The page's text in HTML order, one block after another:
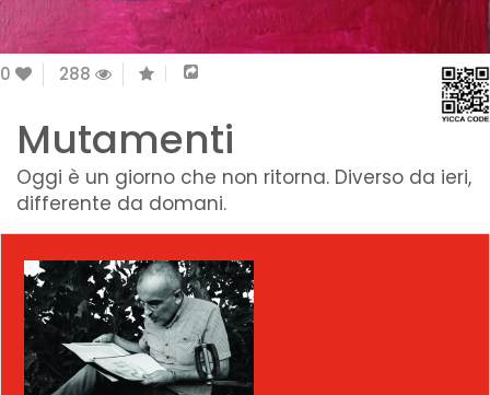
0 288
Mutamenti
Oggi è un giorno che non ritorna. Diverso da ieri,
differente da domani.